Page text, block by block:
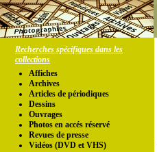
Recherches spécifiques dans les
collections
Affiches
Archives
Articles de périodiques
Dessins
Ouvrages
Photos en accés réservé
Revues de presse
Vidéos (DVD et VHS)